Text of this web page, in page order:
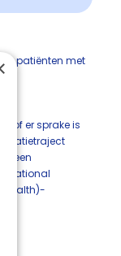
patiënten met
of er sprake is
een
Health)-